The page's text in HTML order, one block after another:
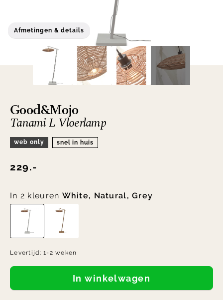
Afmetingen & details
Good&Mojo
Tanami L Vloerlamp
web only snel in huis
229.-
In 2 kleuren White, Natural, Grey
Levertijd:1-2 weken
In winkelwagen